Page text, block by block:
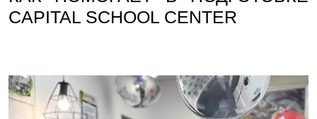
CAPITAL SCHOOL CENTER